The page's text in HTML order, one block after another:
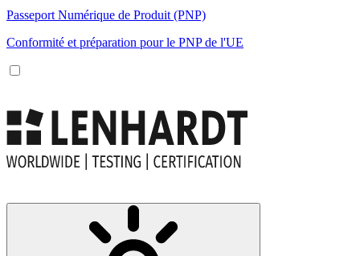
Passeport Numérique de Produit (PNP)
Conformité et préparation pour le PNP de l'UE